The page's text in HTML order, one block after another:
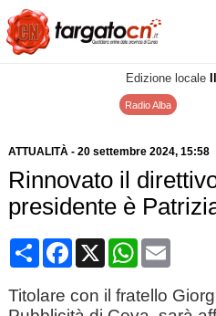
Edizione locale
Radio Alba
ATTUALITÀ- 20 settembre 2024, 15:58
Rinnovato il
presidente è
CondividiFacebook
X WhatsApp
Email
Titolare con il fratello